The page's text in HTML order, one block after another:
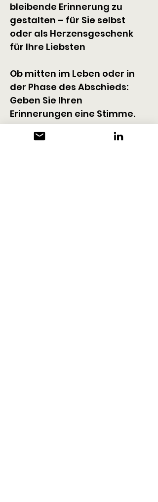
bleibende Erinnerung zu
gestalten – für Sie selbst
oder als Herzensgeschenk
für Ihre Liebsten
Ob mitten im Leben oder in
der Phase des Abschieds:
Geben Sie Ihren
Erinnerungen eine Stimme.
KONTAKT